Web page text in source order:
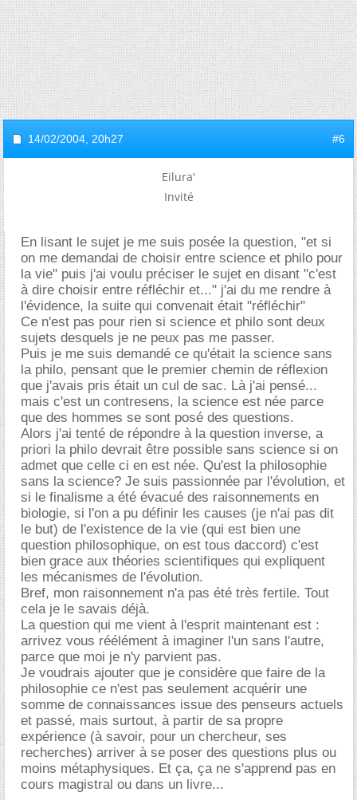
14/02/2004, 20h27 #6
Eilura'
Invité
En lisant le sujet je me suis posée la question, "et si
on me demandai de choisir entre science et philo pour
la vie" puis j'ai voulu préciser le sujet en disant "c'est
à dire choisir entre réfléchir et..." j'ai du me rendre à
l'évidence, la suite qui convenait était "réfléchir"
Ce n'est pas pour rien si science et philo sont deux
sujets desquels je ne peux pas me passer.
Puis je me suis demandé ce qu'était la science sans
la philo, pensant que le premier chemin de réflexion
que j'avais pris était un cul de sac. Là j'ai pensé...
mais c'est un contresens, la science est née parce
que des hommes se sont posé des questions.
Alors j'ai tenté de répondre à la question inverse, a
priori la philo devrait être possible sans science si on
admet que celle ci en est née. Qu'est la philosophie
sans la science? Je suis passionnée par l'évolution, et
si le finalisme a été évacué des raisonnements en
biologie, si l'on a pu définir les causes (je n'ai pas dit
le but) de l'existence de la vie (qui est bien une
question philosophique, on est tous daccord) c'est
bien grace aux théories scientifiques qui expliquent
les mécanismes de l'évolution.
Bref, mon raisonnement n'a pas été très fertile. Tout
cela je le savais déjà.
La question qui me vient à l'esprit maintenant est :
arrivez vous réélément à imaginer l'un sans l'autre,
parce que moi je n'y parvient pas.
Je voudrais ajouter que je considère que faire de la
philosophie ce n'est pas seulement acquérir une
somme de connaissances issue des penseurs actuels
et passé, mais surtout, à partir de sa propre
expérience (à savoir, pour un chercheur, ses
recherches) arriver à se poser des questions plus ou
moins métaphysiques. Et ça, ça ne s'apprend pas en
cours magistral ou dans un livre...